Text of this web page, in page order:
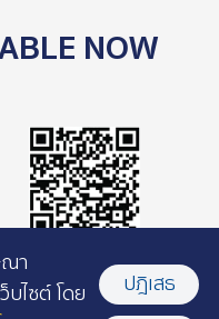
NOW
ณา
บไซต์ โดย
ปฎิเสธ